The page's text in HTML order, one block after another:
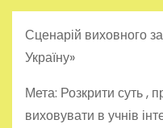
Сценарій виховного
Україну»
Мета: Розкрити суть ,
виховувати в учнів